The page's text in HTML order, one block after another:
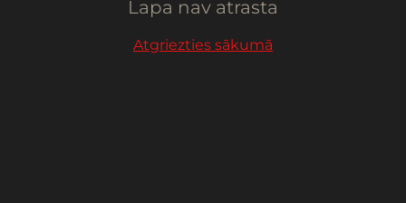
Lapa nav atrasta
Atgriezties sākumā